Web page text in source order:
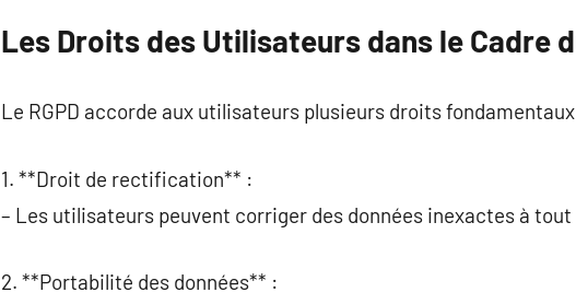
Les Droits des Utilisateurs dans le Cadre
Le RGPD accorde aux utilisateurs plusieurs droits
1. **Droit de rectification** :
– Les utilisateurs peuvent corriger des données inexactes à
2. **Portabilité des données** :